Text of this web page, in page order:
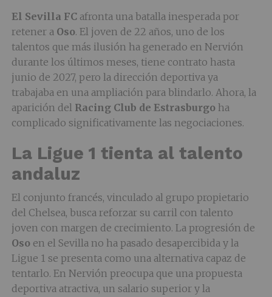
El Sevilla FCafronta una batalla inesperada por
retener a Oso. El joven de 22 años, uno de los
talentos que más ilusión ha generado en Nervión
durante los últimos meses, tiene contrato hasta
junio de 2027, pero la dirección deportiva ya
trabajaba en una ampliación para blindarlo. Ahora, la
aparición del Racing Club de Estrasburgoha
complicado significativamente las negociaciones.
La Ligue 1 tienta al talento
andaluz
El conjunto francés, vinculado al grupo propietario
del Chelsea, busca reforzar su carril con talento
joven con margen de crecimiento. La progresión de
Osoen el Sevilla no ha pasado desapercibida y la
Ligue 1 se presenta como una alternativa capaz de
tentarlo. En Nervión preocupa que una propuesta
deportiva atractiva, un salario superior y la